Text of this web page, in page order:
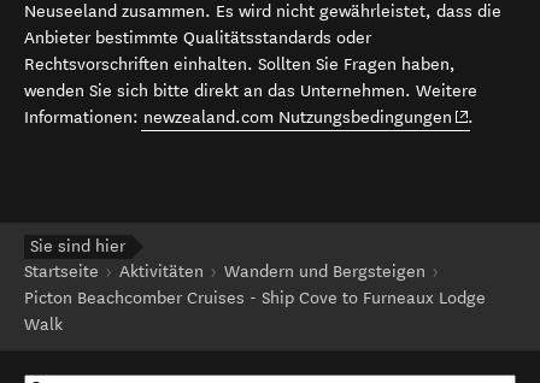
Neuseeland zusammen. Es wird nicht gewährleistet, dass die
Anbieter bestimmte Qualitätsstandards oder
Rechtsvorschriften einhalten. Sollten Sie Fragen haben,
wenden Sie sich bitte direkt an das Unternehmen. Weitere
Informationen: newzealand.com Nutzungsbedingungen (opens in
.
Sie sind hier
Startseite
Aktivitäten
Wandern und Bergsteigen
Picton Beachcomber Cruises - Ship Cove to Furneaux Lodge
Walk